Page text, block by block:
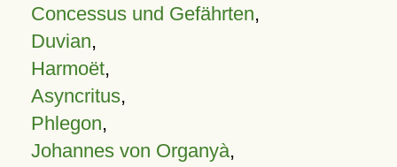
Concessus und Gefährten,
Duvian,
Harmoët,
Asyncritus,
Phlegon,
Johannes von Organyà,